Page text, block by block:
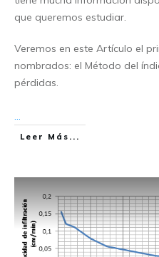
que queremos estudiar.
Veremos en este Artículo el
nombrados: el Método del
pérdidas.
Leer Más...